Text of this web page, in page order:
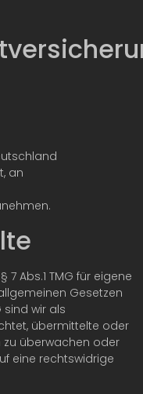
an
Abs.1 TMG für eigene
Gesetzen
sind wir als
übermittelte oder
überwachen oder
eine rechtswidrige